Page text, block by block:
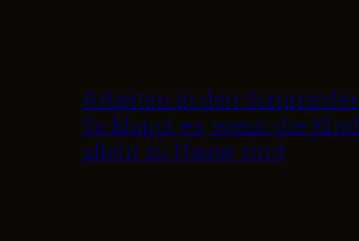
Arbeiten in den
So klappt es, wenn die
allein zu Hause sind